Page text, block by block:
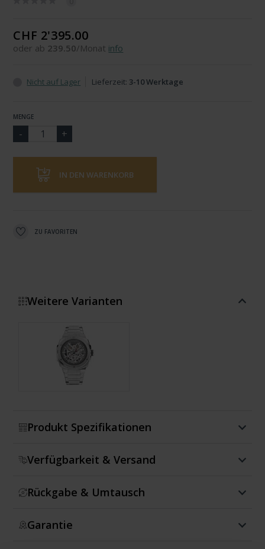
CHF 2'395.00
oder ab 239.50/Monat info
Nicht auf Lager Lieferzeit: 3-10 Werktage
MENGE
IN DEN WARENKORB
ZU FAVORITEN
Weitere Varianten
Produkt Spezifikationen
Verfügbarkeit & Versand
Rückgabe & Umtausch
Garantie